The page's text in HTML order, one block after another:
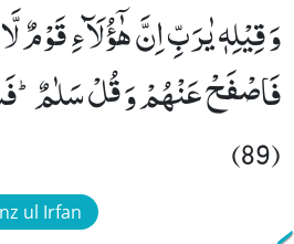
فَاصْفَحْ عَنْهُمْ وَ قُلْ سَلٰمٌؕ-
(89)
ul Irfan